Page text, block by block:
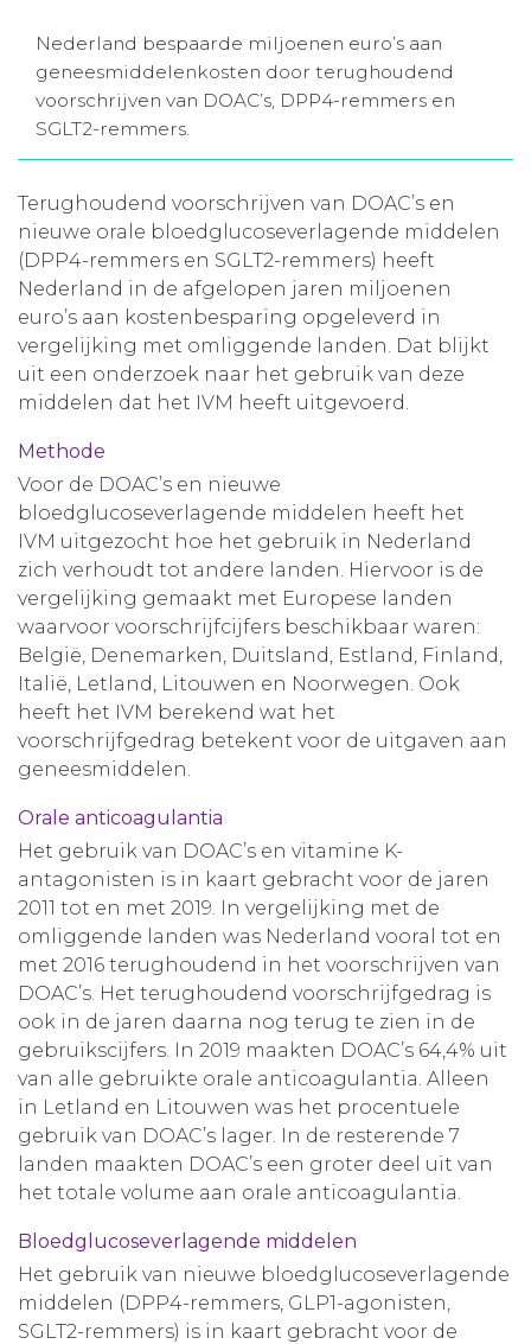
Aanmelden nieuwsbrief
Inloggen
Nederland bespaarde miljoenen euro’s aan
geneesmiddelenkosten door terughoudend
voorschrijven van DOAC’s, DPP4-remmers en
SGLT2-remmers.
Terughoudend voorschrijven van DOAC’s en
nieuwe orale bloedglucoseverlagende middelen
(DPP4-remmers en SGLT2-remmers) heeft
Nederland in de afgelopen jaren miljoenen
euro’s aan kostenbesparing opgeleverd in
vergelijking met omliggende landen. Dat blijkt
uit een onderzoek naar het gebruik van deze
middelen dat het IVM heeft uitgevoerd.
Methode
Voor de DOAC’s en nieuwe
bloedglucoseverlagende middelen heeft het
IVM uitgezocht hoe het gebruik in Nederland
zich verhoudt tot andere landen. Hiervoor is de
vergelijking gemaakt met Europese landen
waarvoor voorschrijfcijfers beschikbaar waren:
België, Denemarken, Duitsland, Estland, Finland,
Italië, Letland, Litouwen en Noorwegen. Ook
heeft het IVM berekend wat het
voorschrijfgedrag betekent voor de uitgaven aan
geneesmiddelen.
Orale anticoagulantia
Het gebruik van DOAC’s en vitamine K-
antagonisten is in kaart gebracht voor de jaren
2011 tot en met 2019. In vergelijking met de
omliggende landen was Nederland vooral tot en
met 2016 terughoudend in het voorschrijven van
DOAC’s. Het terughoudend voorschrijfgedrag is
ook in de jaren daarna nog terug te zien in de
gebruikscijfers. In 2019 maakten DOAC’s 64,4% uit
van alle gebruikte orale anticoagulantia. Alleen
in Letland en Litouwen was het procentuele
gebruik van DOAC’s lager. In de resterende 7
landen maakten DOAC’s een groter deel uit van
het totale volume aan orale anticoagulantia.
Bloedglucoseverlagende middelen
Het gebruik van nieuwe bloedglucoseverlagende
middelen (DPP4-remmers, GLP1-agonisten,
SGLT2-remmers) is in kaart gebracht voor de